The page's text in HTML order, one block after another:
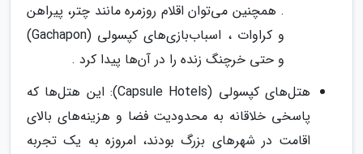
. همچنین می‌توان اقلام روزمره مانند چتر، پیراهن
و کراوات ، اسباب‌بازی‌های کپسولی (Gachapon)
و حتی خرچنگ زنده را در آن‌ها پیدا کرد .
هتل‌های کپسولی (Capsule Hotels): این هتل‌ها که
پاسخی خلاقانه به محدودیت فضا و هزینه‌های بالای
اقامت در شهرهای بزرگ بودند، امروزه به یک تجربه